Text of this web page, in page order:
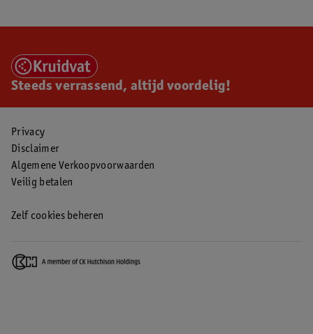
Steeds verrassend, altijd voordelig!
Privacy
Disclaimer
Algemene Verkoopvoorwaarden
Veilig betalen
Zelf cookies beheren